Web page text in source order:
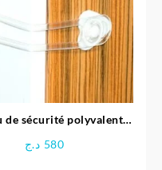
de sécurité polyvalent
580 د.ج